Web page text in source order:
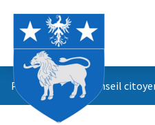
Propositions du conseil